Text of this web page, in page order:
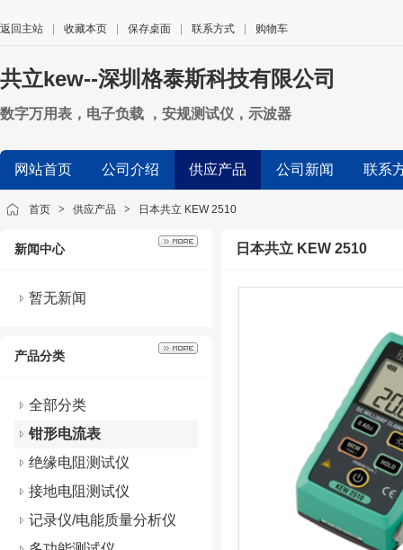
返回主站 收藏本页 保存桌面 联系方式 购物车
共立kew--深圳格泰斯科技有限公司
数字万用表，电子负载 ，安规测试仪，示波器
网站首页 公司介绍 供应产品 公司新闻 联系
首页 > 供应产品 > 日本共立 KEW 2510
新闻中心
暂无新闻
产品分类
全部分类
钳形电流表
绝缘电阻测试仪
接地电阻测试仪
记录仪/电能质量分析仪
日本共立 KEW 2510